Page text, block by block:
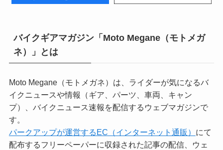
バイクギアマガジン「Moto Megane（モトメガ
ネ）」とは
Moto Megane（モトメガネ）は、ライダーが気になるバ
イクニュースや情報（ギア、パーツ、車両、キャン
プ）、バイクニュース速報を配信するウェブマガジンで
す。
パークアップが運営するEC（インターネット通販） にて
配布するフリーペーパーに収録された記事の配信、ウェ